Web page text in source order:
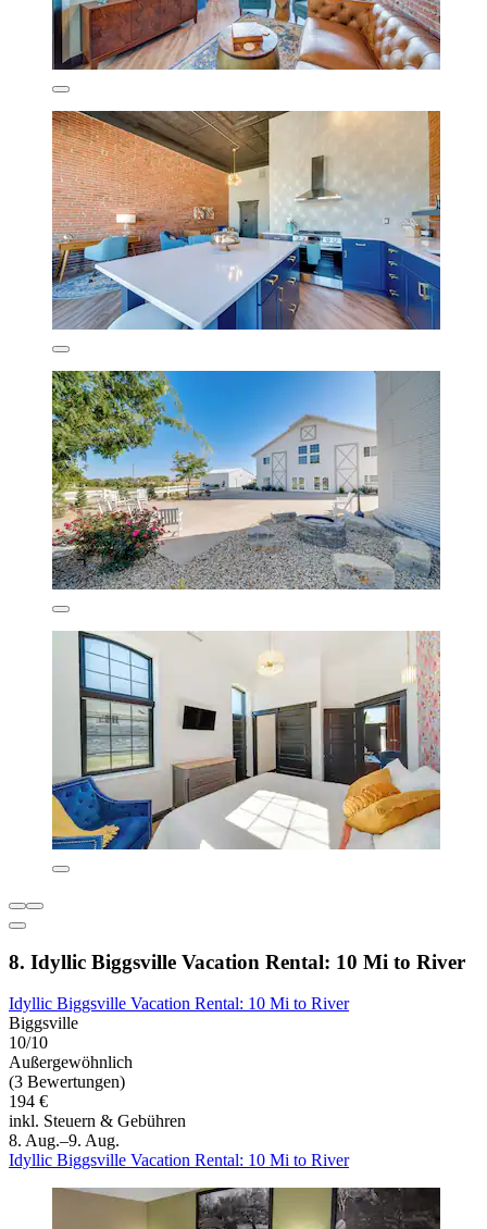
8. Idyllic Biggsville Vacation Rental: 10 Mi to River
Idyllic Biggsville Vacation Rental: 10 Mi to River
Biggsville
10/10
Außergewöhnlich
(3 Bewertungen)
194 €
inkl. Steuern & Gebühren
8. Aug.–9. Aug.
Idyllic Biggsville Vacation Rental: 10 Mi to River